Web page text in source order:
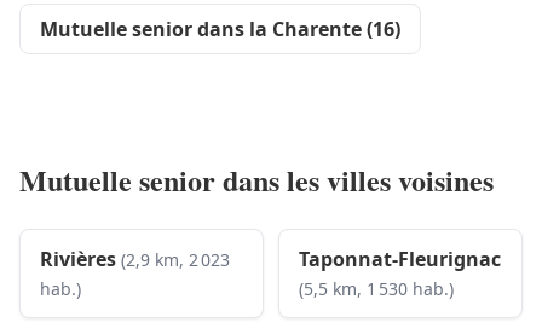
Mutuelle senior dans la Charente (16)
Mutuelle senior dans les villes voisines
Rivières (2,9 km, 2 023
hab.)
Taponnat-Fleurignac
(5,5 km, 1 530 hab.)